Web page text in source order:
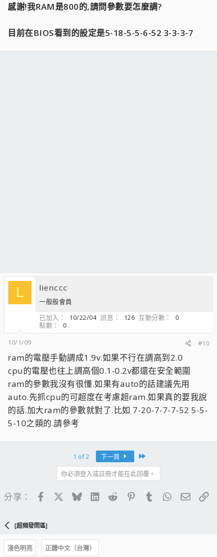
感謝!我RAM是800的,請問參數要怎麼調?
目前在BIOS看到的設定是5-18-5-5-6-52 3-3-3-7
L lienccc
一般般會員
已加入
10/22/04 訊息 126 互動分數
0
點數
0
10/1/09
#10
ram的電壓手動調成1.9v.如果不行在調高到2.0
cpu的電壓也往上調高個0.1-0.2v都還在安全範圍
ram的參數我沒有很懂.如果有auto的話建議先用
auto.先抓cpu的可超度在考慮超ram.如果真的要我說
的話.加大ram的參數就對了.比如 7-20-7-7-7-52 5-5-
5-10之類的.請參考
1 of 2 下一頁
你必須登入或註冊才能在此回覆。
分享： FacebookBlueskyLinkedIn
Reddit PinterestTumblrWhatsApp
電子
[超頻發問區]
淺色明亮
正體中文（台灣）